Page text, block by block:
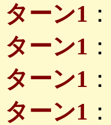
ターン1 ：
ターン1 ：
ターン1 ：
ターン1 ：